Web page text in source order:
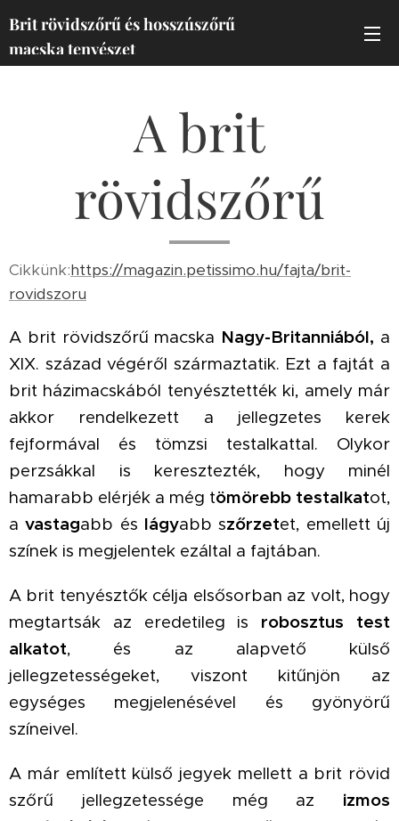
Brit rövidszőrű és hosszúszőrű
macska tenyészet
A brit
rövidszőrű
Cikkünk:https://magazin.petissimo.hu/fajta/brit-
rovidszoru
A brit rövidszőrű macska Nagy-Britanniából, a
XIX. század végéről származtatik. Ezt a fajtát a
brit házimacskából tenyésztették ki, amely már
akkor rendelkezett a jellegzetes kerek
fejformával és tömzsi testalkattal. Olykor
perzsákkal is keresztezték, hogy minél
hamarabb elérjék a még tömörebb testalkatot,
avastagabb és lágyabb szőrzetet, emellett új
színek is megjelentek ezáltal a fajtában.
A brit tenyésztők célja elsősorban az volt, hogy
megtartsák az eredetileg is robosztus test
alkatot, és az alapvető külső
jellegzetességeket, viszont kitűnjön az
egységes megjelenésével és gyönyörű
színeivel.
A már említett külső jegyek mellett a brit rövid
szőrű jellegzetessége még az izmos